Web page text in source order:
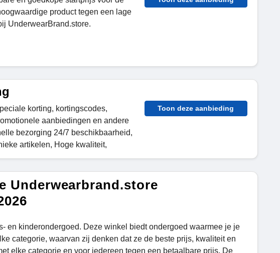
product tegen een lage
UnderwearBrand.store.
korting, kortingscodes,
aanbiedingen en andere
bezorging 24/7 beschikbaarheid,
artikelen, Hoge kwaliteit,
Toon deze aanbieding
Underwearbrand.store
en kinderondergoed. Deze winkel biedt ondergoed waarmee je je
categorie, waarvan zij denken dat ze de beste prijs, kwaliteit en
elke categorie en voor iedereen tegen een betaalbare prijs. De